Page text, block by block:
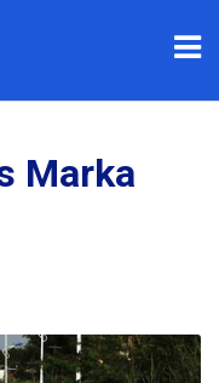
Marka